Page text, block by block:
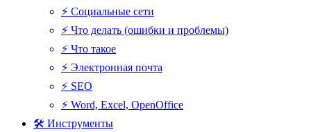
⚡ Социальные сети
⚡ Что делать (ошибки и проблемы)
⚡ Что такое
⚡ Электронная почта
⚡ SEO
⚡ Word, Excel, OpenOffice
🛠 Инструменты